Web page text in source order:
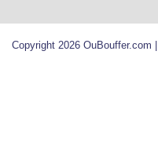
Copyright 2026 OuBouffer.com